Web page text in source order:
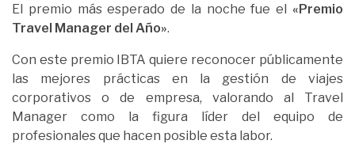
El premio más esperado de la noche fue el «Premio
Travel Manager del Año».
Con este premio IBTA quiere reconocer públicamente
las mejores prácticas en la gestión de viajes
corporativos o de empresa, valorando al Travel
Manager como la figura líder del equipo de
profesionales que hacen posible esta labor.